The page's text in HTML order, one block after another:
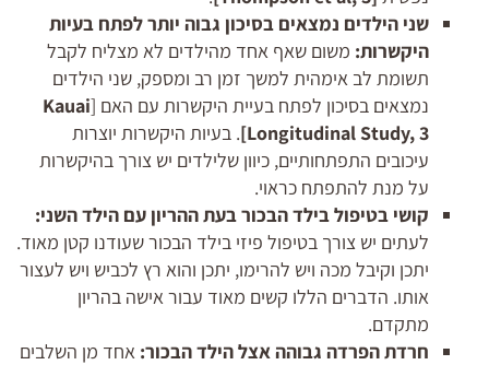
שני הילדים נמצאים בסיכון גבוה יותר לפתח בעיות
היקשרות: משום שאף אחד מהילדים לא מצליח לקבל
תשומת לב אימהית למשך זמן רב ומספק, שני הילדים
נמצאים בסיכון לפתח בעיית היקשרות עם האם [Kauai
Longitudinal Study, 3]
. בעיות היקשרות יוצרות
עיכובים התפתחותיים, כיוון שלילדים יש צורך בהיקשרות
על מנת להתפתח כראוי.
קושי בטיפול בילד הבכור בעת ההריון עם הילד השני:
לעתים יש צורך בטיפול פיזי בילד הבכור שעודנו קטן מאוד.
יתכן וקיבל מכה ויש להרימו, יתכן והוא רץ לכביש ויש לעצור
אותו. הדברים הללו קשים מאוד עבור אישה בהריון
מתקדם.
חרדת הפרדה גבוהה אצל הילד הבכור: אחד מן השלבים